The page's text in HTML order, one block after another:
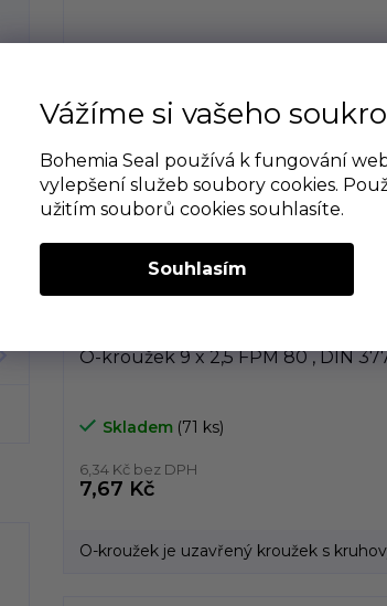
Vážíme si vašeho
Bohemia Seal používá k fungování
vylepšení služeb soubory cookies.
užitím souborů cookies souhlasíte.
Souhlasím
O-kroužek 9 x 2,5 FPM 80 , DIN
Skladem (71 ks)
6,34 Kč bez DPH
7,67 Kč
O-kroužek je uzavřený kroužek s